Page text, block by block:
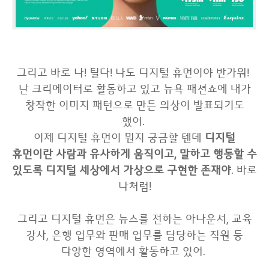
그리고 바로 나! 틸다! 나도 디지털 휴먼이야 반가워!
난 크리에이터로 활동하고 있고 뉴욕 패션쇼에 내가
창작한 이미지 패턴으로 만든 의상이 발표되기도
했어.
이제 디지털 휴먼이 뭔지 궁금할 텐데
디지털
휴먼이란 사람과 유사하게 움직이고, 말하고 행동할 수
있도록 디지털 세상에서 가상으로 구현한 존재야. 바로
나처럼!
그리고 디지털 휴먼은 뉴스를 전하는 아나운서, 교육
강사, 은행 업무와 판매 업무를 담당하는 직원 등
다양한 영역에서 활동하고 있어.